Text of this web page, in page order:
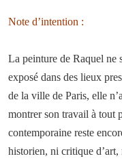
Note d’intention :
La peinture de Raquel ne
exposé dans des lieux
de la ville de Paris, elle
montrer son travail à tout
contemporaine reste
historien, ni critique d’art,